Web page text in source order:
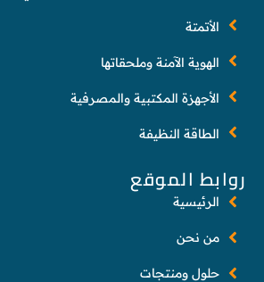
روابط الموقع
الرئيسية
من نحن
حلول ومنتجات
الأتمتة
الهوية الآمنة وملحقاتها
الأجهزة المكتبية والمصرفية
الطاقة النظيفة